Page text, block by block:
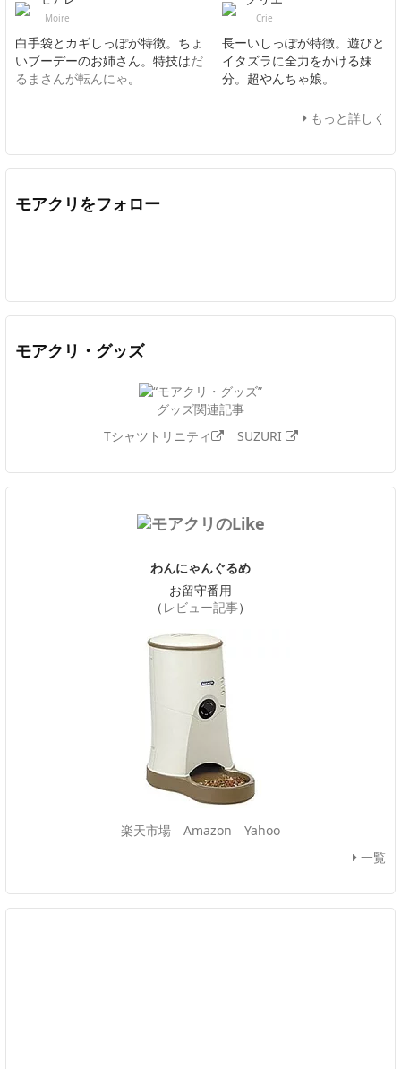
Moire
白手袋とカギしっぽが特徴。ちょ
いブーデーのお姉さん。特技はだ
るまさんが転んにゃ。
Crie
長ーいしっぽが特徴。遊びと
イタズラに全力をかける妹
分。超やんちゃ娘。
もっと詳しく
モアクリをフォロー
モアクリ・グッズ
グッズ関連記事
Tシャツトリニティ
SUZURI
わんにゃんぐるめ
お留守番用
（ レビュー記事）
楽天市場 Amazon
Yahoo
一覧